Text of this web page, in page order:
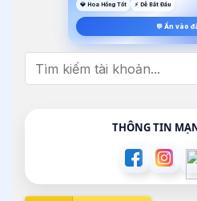
💎 Hoa Hồng Tốt ⚡ Dễ Bắt Đầu
💬 Ấn vào
Tìm
THÔNG TIN